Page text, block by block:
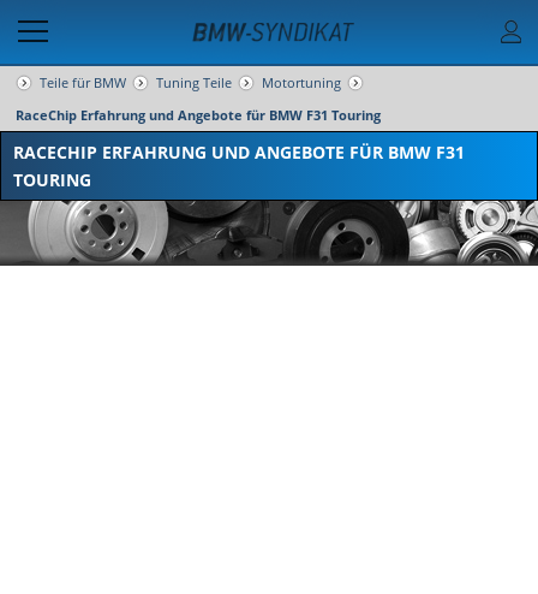
Teile für BMW Tuning Teile
Motortuning
RaceChip Erfahrung und Angebote für BMW F31 Touring
RACECHIP ERFAHRUNG UND ANGEBOTE FÜR BMW F31
TOURING